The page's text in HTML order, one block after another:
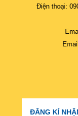
Điện thoại:
ĐĂNG KÍ